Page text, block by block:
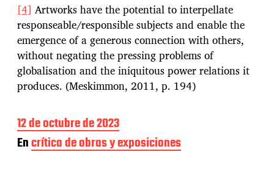
[4] Artworks have the potential to interpellate
responseable/responsible subjects and enable the
emergence of a generous connection with others,
without negating the pressing problems of
globalisation and the iniquitous power relations it
produces. (Meskimmon, 2011, p. 194)
F
e
c
12 de octubre de 2023
Encrítica de obras y exposiciones